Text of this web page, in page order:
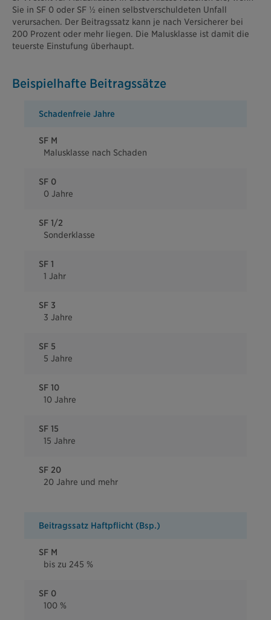
Sie in SF 0 oder SF ½ einen selbstverschuldeten Unfall
verursachen. Der Beitragssatz kann je nach Versicherer bei
200 Prozent oder mehr liegen. Die Malusklasse ist damit die
teuerste Einstufung überhaupt.
Beispielhafte Beitragssätze
Schadenfreie Jahre
SF M
Malusklasse nach Schaden
SF 0
0 Jahre
SF 1/2
Sonderklasse
SF 1
1 Jahr
SF 3
3 Jahre
SF 5
5 Jahre
SF 10
10 Jahre
SF 15
15 Jahre
SF 20
20 Jahre und mehr
Beitragssatz Haftpflicht (Bsp.)
SF M
bis zu 245 %
SF 0
100 %